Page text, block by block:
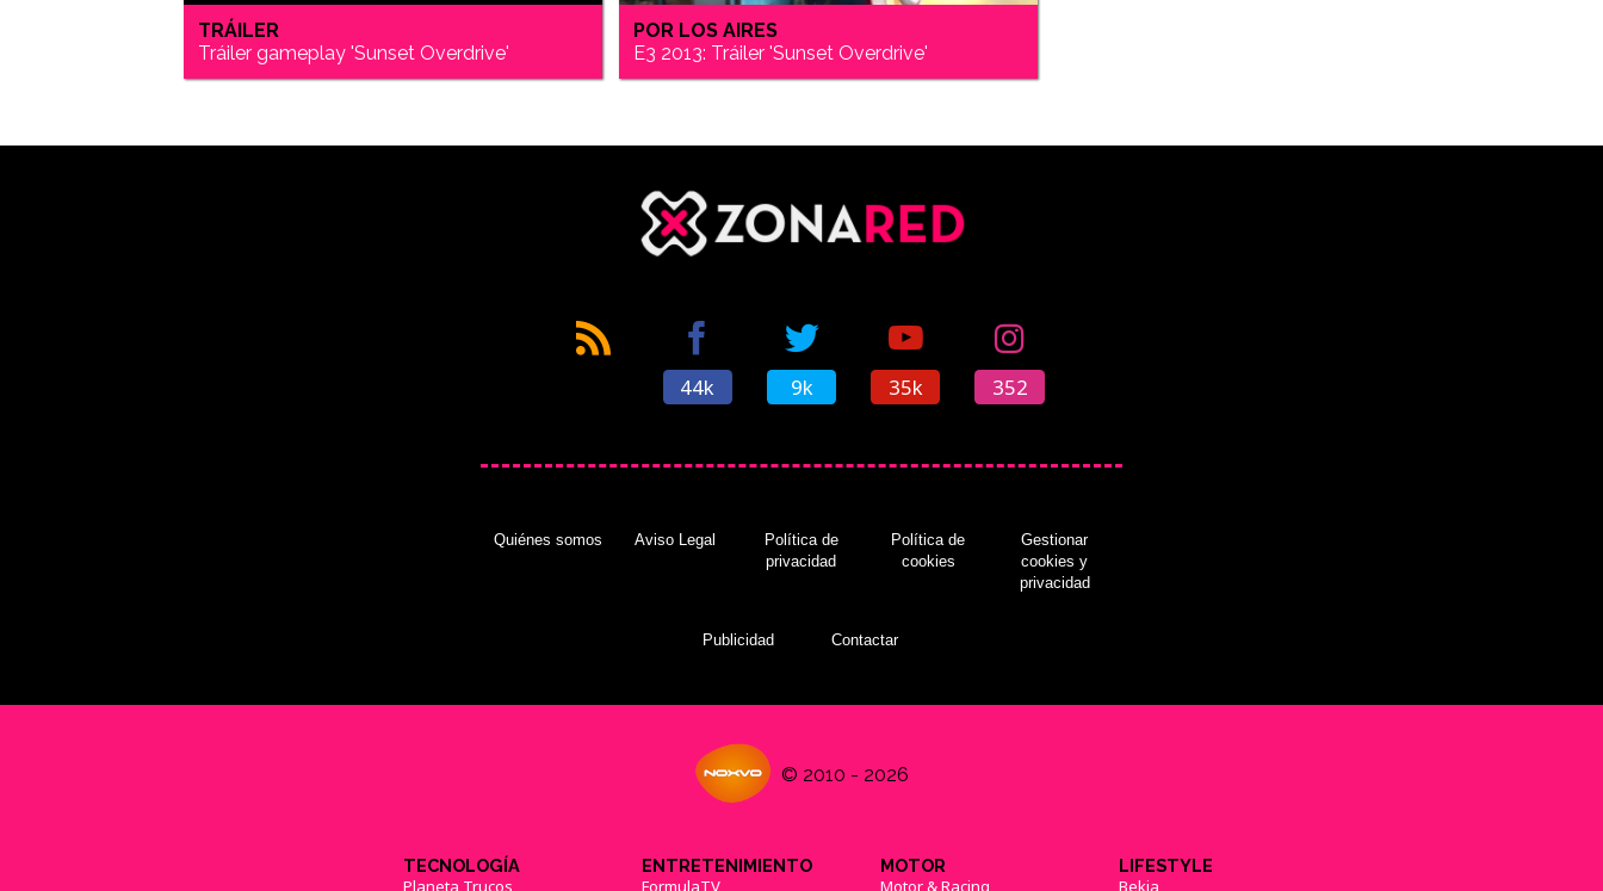
TRÁILER
Tráiler gameplay 'Sunset Overdrive'
POR LOS AIRES
E3 2013: Tráiler 'Sunset Overdrive'
44k 9k 35k 352
Quiénes somos Aviso Legal
Política de
privacidad
Política de
cookies
Gestionar
cookies y
privacidad
Publicidad Contactar
© 2010 - 2026
TECNOLOGÍA
Planeta Trucos
ENTRETENIMIENTO
FormulaTV
MOTOR
Motor & Racing
LIFESTYLE
Bekia